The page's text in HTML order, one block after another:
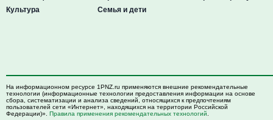
Культура
Семья и дети
На информационном ресурсе 1PNZ.ru применяются внешние рекомендательные
технологии (информационные технологии предоставления информации на основе
сбора, систематизации и анализа сведений, относящихся к предпочтениям
пользователей сети «Интернет», находящихся на территории Российской
Федерации)». Правила применения рекомендательных технологий